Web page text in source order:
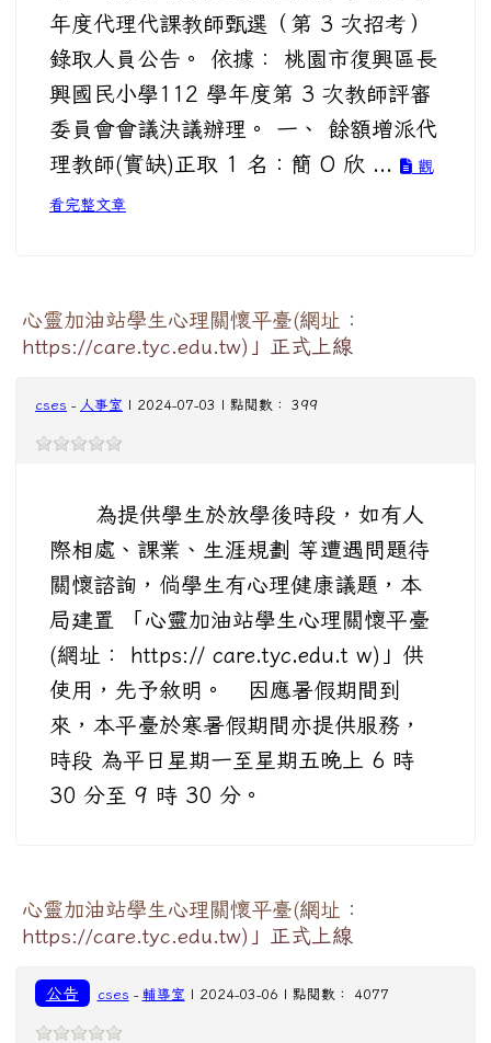
年度代理代課教師甄選（第 3 次招考）
錄取人員公告。 依據： 桃園市復興區長
興國民小學​112 學年度第 3 次教師評審
委員會會議決議辦理。 一、 餘額增派代
理教師(實缺)正取 1 名：簡 O 欣 ...
觀
看完整文章
心靈加油站學生心理關懷平臺(網址：
https://care.tyc.edu.tw)」正式上線
cses - 人事室 | 2024-07-03 | 點閱數： 399
為提供學生於放學後時段，如有人
際相處、課業、生涯規劃 等遭遇問題待
關懷諮詢，倘學生有心理健康議題，本
局建置 「心靈加油站學生心理關懷平臺
(網址： https:// care.tyc.edu.t w)」供
使用，先予敘明。 因應暑假期間到
來，本平臺於寒暑假期間亦提供服務，
時段 為平日星期一至星期五晚上 6 時
30 分至 9 時 30 分。
心靈加油站學生心理關懷平臺(網址：
https://care.tyc.edu.tw)」正式上線
公告 cses - 輔導室 | 2024-03-06 | 點閱數： 4077